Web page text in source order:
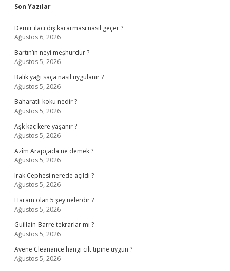
Sidebar
Son Yazılar
Demir ilacı diş kararması nasıl geçer ?
Ağustos 6, 2026
Bartın’ın neyi meşhurdur ?
Ağustos 5, 2026
Balık yağı saça nasıl uygulanır ?
Ağustos 5, 2026
Baharatlı koku nedir ?
Ağustos 5, 2026
Aşk kaç kere yaşanır ?
Ağustos 5, 2026
Azîm Arapçada ne demek ?
Ağustos 5, 2026
Irak Cephesi nerede açıldı ?
Ağustos 5, 2026
Haram olan 5 şey nelerdir ?
Ağustos 5, 2026
Guillain-Barre tekrarlar mı ?
Ağustos 5, 2026
Avene Cleanance hangi cilt tipine uygun ?
Ağustos 5, 2026